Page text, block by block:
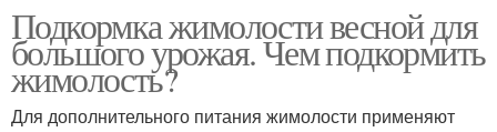
Подкормка жимолости весной для
большого урожая. Чем подкормить
жимолость?
Для дополнительного питания жимолости применяют